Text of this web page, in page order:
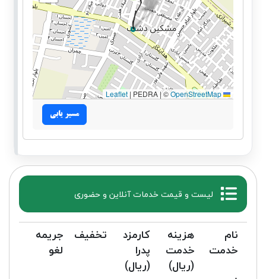
| PEDRA | ©OpenStreetMap
مسیر یابی
لیست و قیمت خدمات آنلاین و حضوری
نام
خدمت
هزینه
خدمت
(ریال)
کارمزد
پدرا
(ریال)
تخفیف
جریمه
لغو